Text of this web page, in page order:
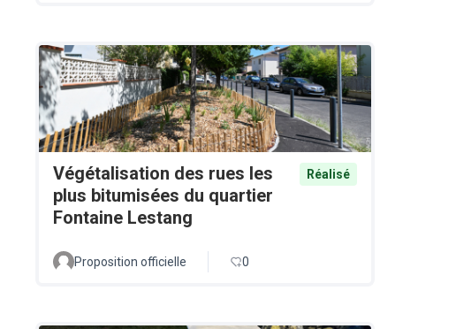
Végétalisation des rues les
plus bitumisées du quartier
Fontaine Lestang
Réalisé
Proposition officielle 0